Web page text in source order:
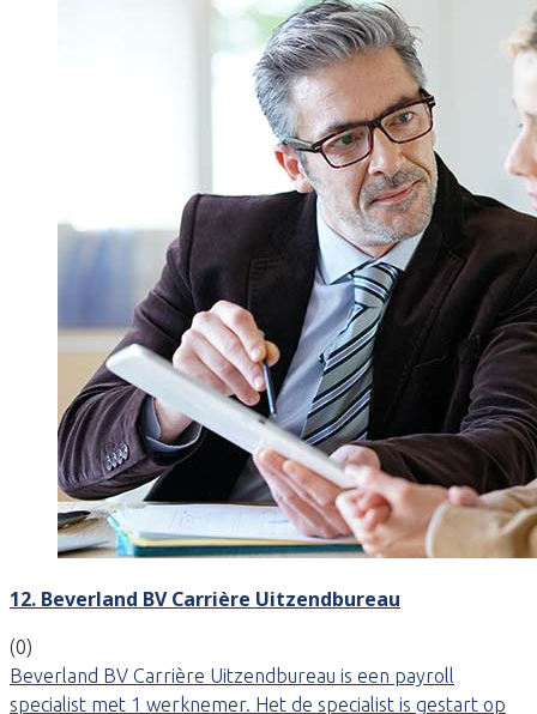
12. Beverland BV Carrière Uitzendbureau
(0)
Beverland BV Carrière Uitzendbureau is een payroll
specialist met 1 werknemer. Het de specialist is gestart op